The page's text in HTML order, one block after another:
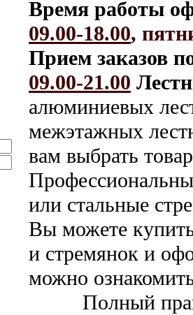
Время работы
09.00-18.00,
Прием заказов
09.00-21.00
алюминиевых
межэтажных
вам выбрать
или стальные
Вы можете
и стремянок и
можно
Полный